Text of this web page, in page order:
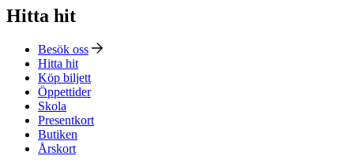
Hitta hit
Besök oss
Hitta hit
Köp biljett
Öppettider
Skola
Presentkort
Butiken
Årskort